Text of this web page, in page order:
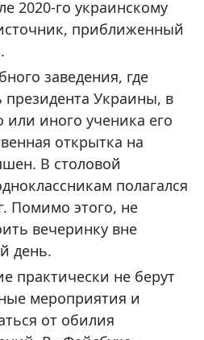
2020-го украинскому
приближенный
заведения, где
Украины, в
или иного ученика его
открытка на
В столовой
полагался
Помимо этого, не
вечеринку вне
день.
практически не берут
мероприятия и
от обилия